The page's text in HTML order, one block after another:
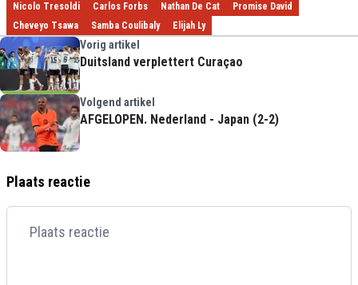
Nicolo Tresoldi
Carlos Forbs Nathan De Cat
Promise David
Cheveyo Tsawa
Samba Coulibaly Elijah Ly
Vorig artikel
Duitsland verplettert Curaçao
Volgend artikel
AFGELOPEN. Nederland - Japan (2-2)
Plaats reactie